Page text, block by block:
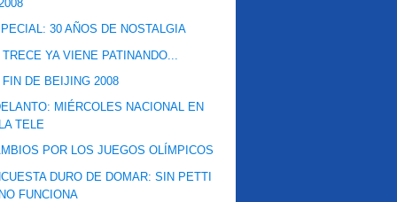
30 AÑOS DE NOSTALGIA
YA VIENE PATINANDO...
FIN DE BEIJING 2008
MIÉRCOLES NACIONAL EN
TELE
POR LOS JUEGOS OLÍMPICOS
DURO DE DOMAR: SIN PETTI
FUNCIONA